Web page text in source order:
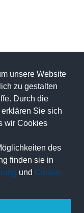
unsere Website
zu gestalten
Durch die
Sie sich
wir Cookies
des
finden sie in
und Cookie-